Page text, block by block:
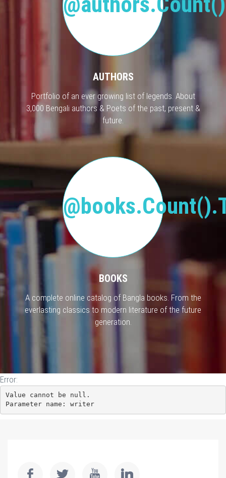
AUTHORS
Portfolio of an ever growing list of legends. About
3,000 Bengali authors & Poets of the past, present &
future.
BOOKS
A complete online catalog of Bangla books. From the
everlasting classics to modern literature of the future
generation.
Error:
Value cannot be null.
Parameter name: writer